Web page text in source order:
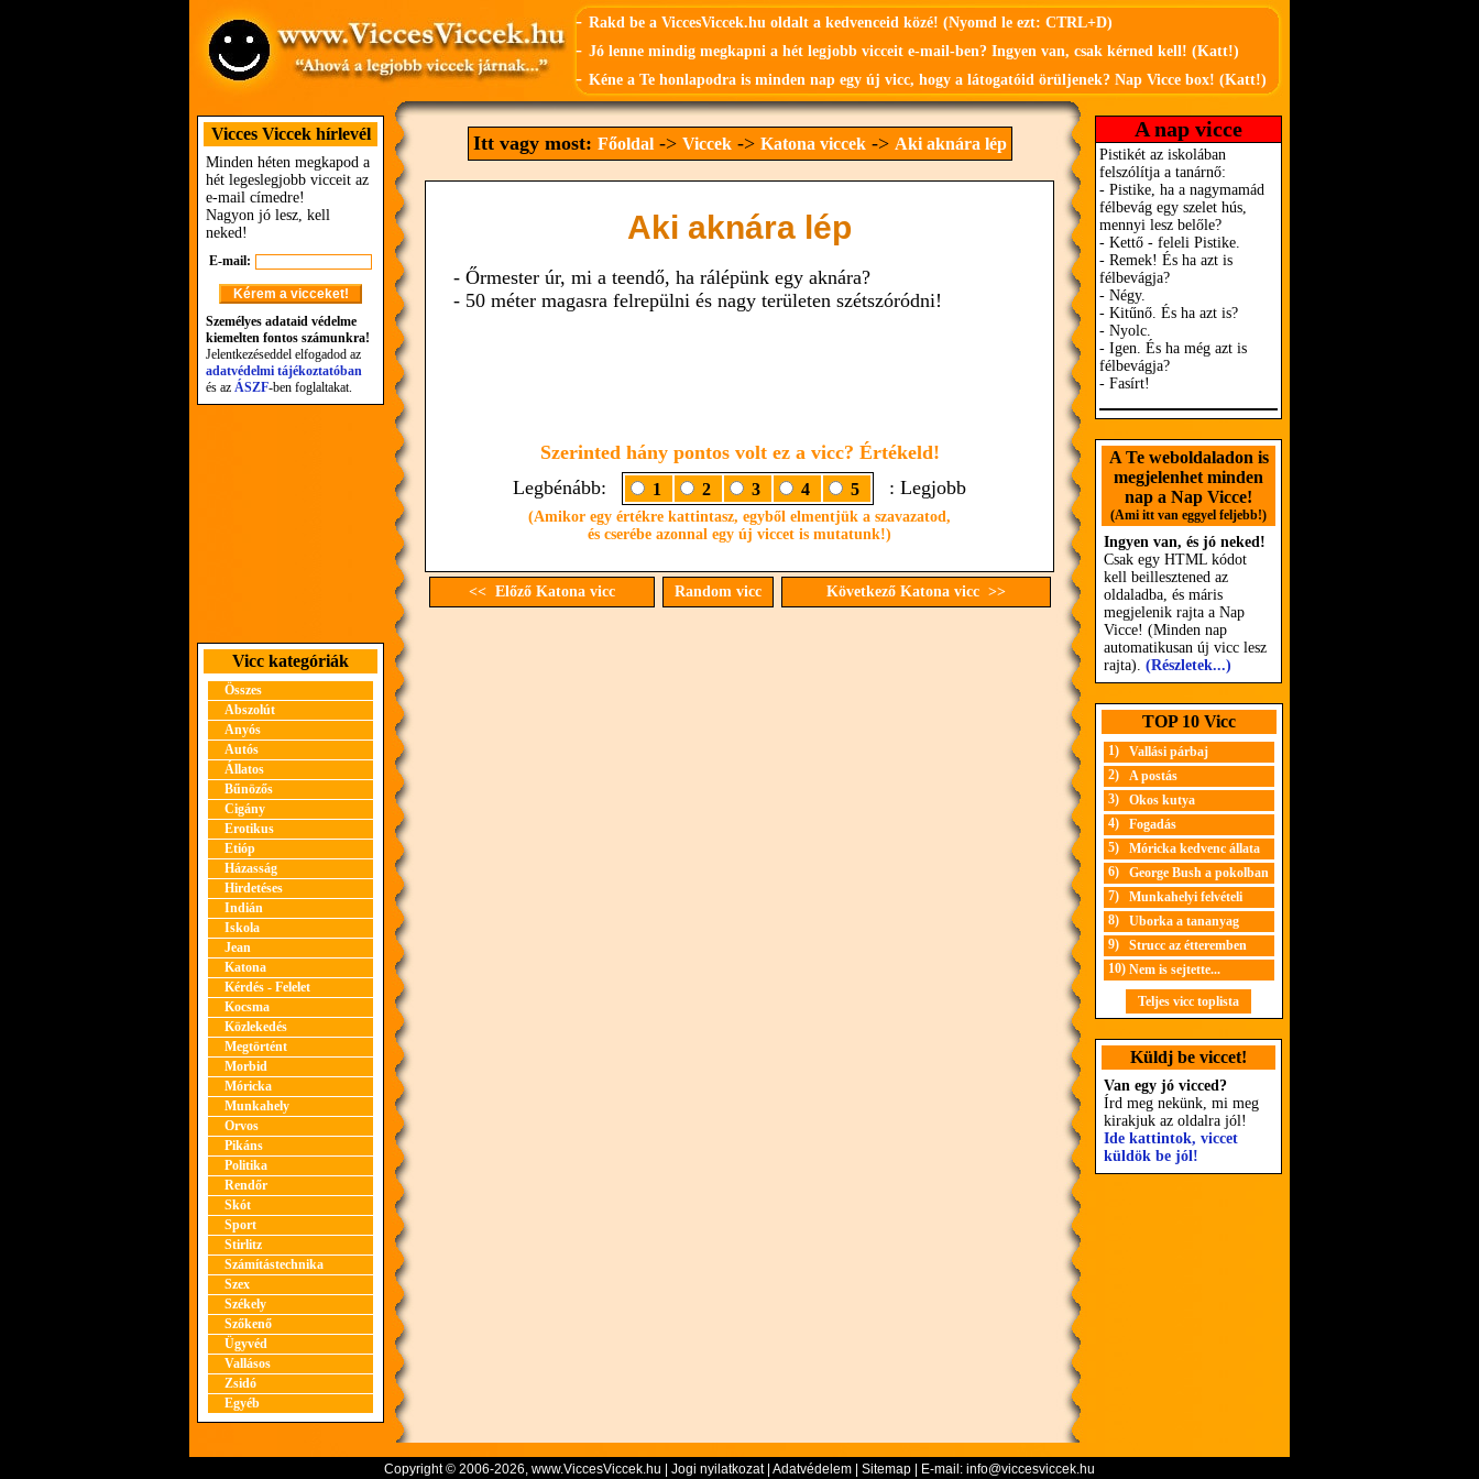
- Rakd be a ViccesViccek.hu oldalt a kedvenceid közé! (Nyomd le ezt: CTRL+D)
- Jó lenne mindig megkapni a hét legjobb vicceit e-mail-ben? Ingyen van, csak kérned kell! (Katt!)
- Kéne a Te honlapodra is minden nap egy új vicc, hogy a látogatóid örüljenek? Nap Vicce box! (Katt!)
Vicces Viccek hírlevél
Minden héten megkapod a
hét legeslegjobb vicceit az
e-mail címedre!
Nagyon jó lesz, kell
neked!
E-mail:
Személyes adataid védelme
kiemelten fontos számunkra!
Jelentkezéseddel elfogadod az
adatvédelmi tájékoztatóban
és az ÁSZF-ben foglaltakat.
Vicc kategóriák
Összes
Abszolút
Anyós
Autós
Állatos
Bűnözős
Cigány
Erotikus
Etióp
Házasság
Hirdetéses
Indián
Iskola
Jean
Katona
Kérdés - Felelet
Kocsma
Közlekedés
Megtörtént
Morbid
Móricka
Munkahely
Orvos
Pikáns
Politika
Rendőr
Skót
Sport
Stirlitz
Számítástechnika
Szex
Székely
Szőkenő
Ügyvéd
Vallásos
Zsidó
Egyéb
Itt vagy most: Főoldal-> Viccek-> Katona viccek-> Aki aknára lép
Aki aknára lép
- Őrmester úr, mi a teendő, ha rálépünk egy aknára?
- 50 méter magasra felrepülni és nagy területen szétszóródni!
Szerinted hány pontos volt ez a vicc? Értékeld!
Legbénább:
1 2 3 4 5 : Legjobb
(Amikor egy értékre kattintasz, egyből elmentjük a szavazatod,
és cserébe azonnal egy új viccet is mutatunk!)
<< Előző Katona vicc Random vicc Következő Katona vicc >>
A nap vicce
A Te weboldaladon is
megjelenhet minden
nap a Nap Vicce!
(Ami itt van eggyel feljebb!)
Ingyen van, és jó neked!
Csak egy HTML kódot
kell beillesztened az
oldaladba, és máris
megjelenik rajta a Nap
Vicce! (Minden nap
automatikusan új vicc lesz
rajta). (Részletek...)
TOP 10 Vicc
1)
Vallási párbaj
2)
A postás
3)
Okos kutya
4)
Fogadás
5)
Móricka kedvenc állata
6)
George Bush a pokolban
7)
Munkahelyi felvételi
8)
Uborka a tananyag
9)
Strucc az étteremben
10) Nem is sejtette...
Teljes vicc toplista
Küldj be viccet!
Van egy jó vicced?
Írd meg nekünk, mi meg
kirakjuk az oldalra jól!
Ide kattintok, viccet
küldök be jól!
Copyright © 2006-2026, www.ViccesViccek.hu | Jogi nyilatkozat| Adatvédelem Sitemap | E-mail: info@viccesviccek.hu